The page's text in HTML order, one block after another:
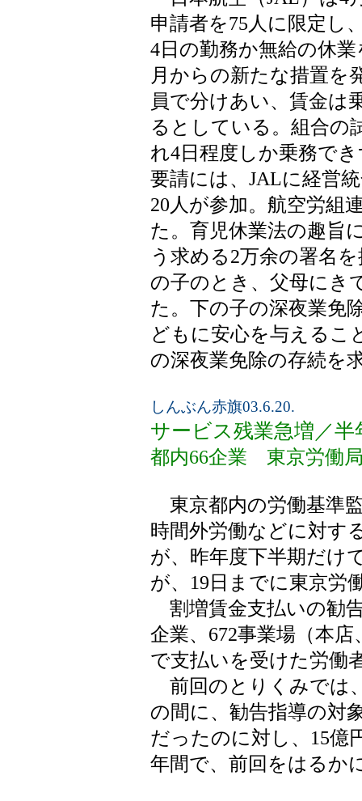
申請者を75人に限定し
4日の勤務か無給の休
月からの新たな措置を
員で分けあい、賃金は
るとしている。組合の
れ4日程度しか乗務で
要請には、JALに経営
20人が参加。航空労組
た。育児休業法の趣旨
う求める2万余の署名
の子のとき、父母にき
た。下の子の深夜業免
どもに安心を与えるこ
の深夜業免除の存続を
しんぶん赤旗03.6.20.
サービス残業急増／半
都内66企業 東京労働
東京都内の労働基準
時間外労働などに対す
が、昨年度下半期だけ
が、19日までに東京労
割増賃金支払いの勧
企業、672事業場（本
で支払いを受けた労働
前回のとりくみでは
の間に、勧告指導の対
だったのに対し、15億
年間で、前回をはるか